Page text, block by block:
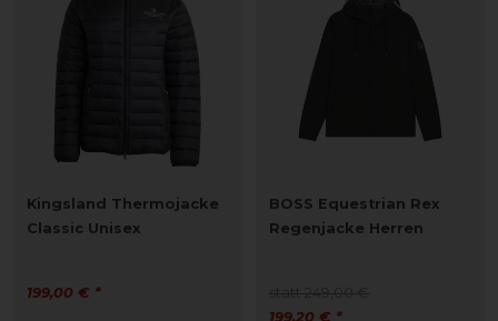
Kingsland Thermojacke
Classic Unisex
199,00 € *
BOSS Equestrian Rex
Regenjacke Herren
199,20 € *